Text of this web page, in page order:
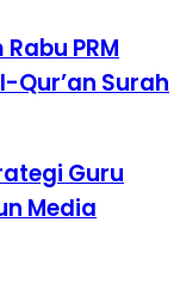
PRM
Qur’an Surah
Guru
Media